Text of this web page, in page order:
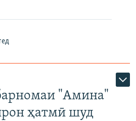
"Амина"
ҳатмӣ шуд